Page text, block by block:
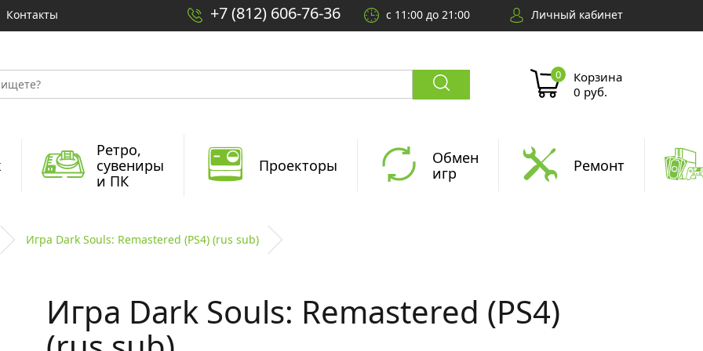
Контакты +7 (812) 606-76-36 с 11:00 до 21:00 Личный кабинет
Корзина
0 руб.
Ретро,
сувениры
и ПК
Проекторы
Обмен
игр
Ремонт
Игра Dark Souls: Remastered (PS4) (rus sub)
Игра Dark Souls: Remastered (PS4)